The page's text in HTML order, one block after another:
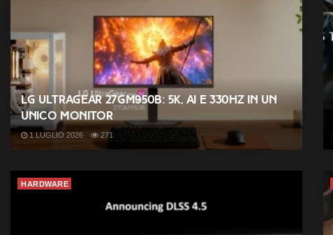
LG UltraGear 27GM950B: 5K, AI e 330Hz in un
unico monitor
1 LUGLIO 2026 271
HARDWARE